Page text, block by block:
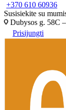
+370 610 60936
Susisiekite su
Dubysos g. 58C
Prisijungti